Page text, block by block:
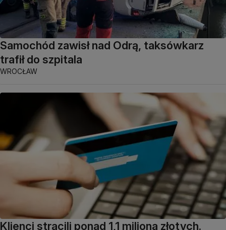
Samochód zawisł nad Odrą, taksówkarz
trafił do szpitala
WROCŁAW
Klienci stracili ponad 1,1 miliona złotych.